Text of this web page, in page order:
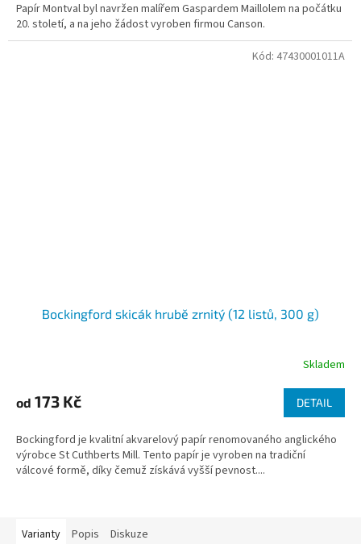
Papír Montval byl navržen malířem Gaspardem Maillolem na počátku
20. století, a na jeho žádost vyroben firmou Canson.
Bockingford skicák hrubě zrnitý (12 listů, 300 g)
Skladem
od 173 Kč DETAIL
Bockingford je kvalitní akvarelový papír renomovaného anglického
výrobce St Cuthberts Mill. Tento papír je vyroben na tradiční
válcové formě, díky čemuž získává vyšší pevnost....
Kód: 47430001011A
Varianty Popis Diskuze